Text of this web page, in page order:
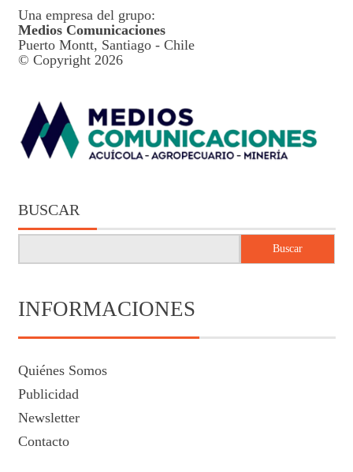
Una empresa del grupo:
Medios Comunicaciones
Puerto Montt, Santiago - Chile
© Copyright 2026
BUSCAR
Buscar
INFORMACIONES
Quiénes Somos
Publicidad
Newsletter
Contacto